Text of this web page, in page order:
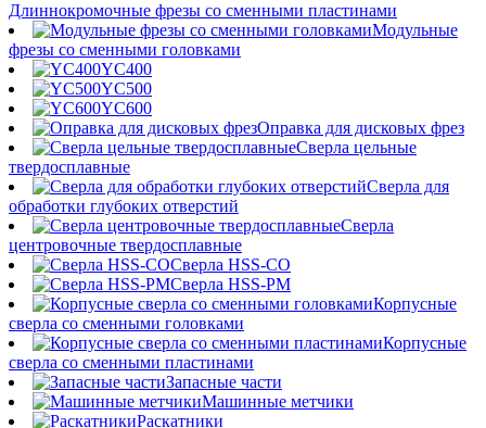
Длиннокромочные фрезы со сменными пластинами
Модульные
фрезы со сменными головками
YC400
YC500
YC600
Оправка для дисковых фрез
Сверла цельные
твердосплавные
Сверла для
обработки глубоких отверстий
Сверла
центровочные твердосплавные
Сверла HSS-CO
Сверла HSS-PM
Корпусные
сверла со сменными головками
Корпусные
сверла со сменными пластинами
Запасные части
Машинные метчики
Раскатники